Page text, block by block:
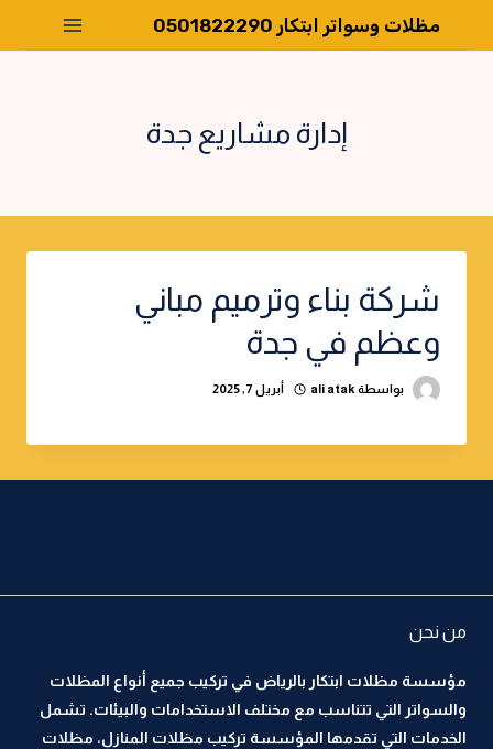
مظلات وسواتر ابتكار 0501822290
إدارة مشاريع جدة
شركة بناء وترميم مباني
وعظم في جدة
بواسطة ali atak أبريل 7, 2025
من نحن
مؤسسة مظلات ابتكار بالرياض في تركيب جميع أنواع المظلات
والسواتر التي تتناسب مع مختلف الاستخدامات والبيئات. تشمل
الخدمات التي تقدمها المؤسسة تركيب مظلات المنازل، مظلات